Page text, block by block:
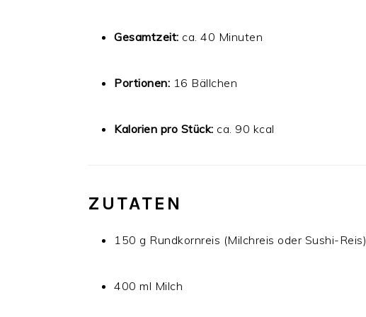
Gesamtzeit: ca. 40 Minuten
Portionen: 16 Bällchen
Kalorien pro Stück: ca. 90 kcal
ZUTATEN
150 g Rundkornreis (Milchreis oder Sushi-Reis)
400 ml Milch